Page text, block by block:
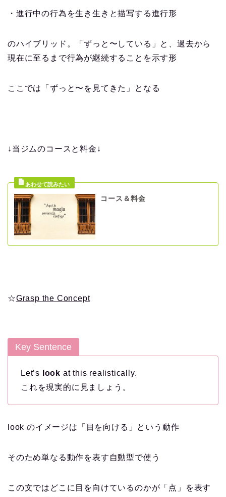
・進行中の行為を生き生きと描写する進行形
のハイブリッド。「ずっと〜している」と、過去から
現在に至るまで行為が継続することを示す形
ここでは「ずっと〜を見てきた」となる
↓当ジムのコースと料金↓
コース＆料金
☆Grasp the Concept
Key Sentence
Let’s look at this realistically.
これを現実的に見ましょう。
look のイメージは「目を向ける」という動作
そのため単なる動作を表す自動型で使う
この文ではどこに目を向けているのかが「点」を表す